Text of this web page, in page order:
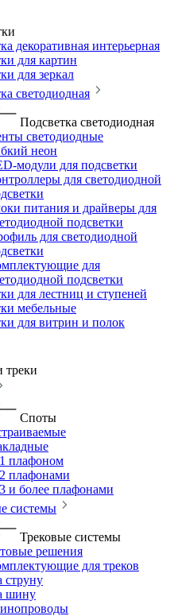
декоративная интерьерная
для картин
для зеркал
светодиодная
Подсветка светодиодная
светодиодные
неон
модули для подсветки
для светодиодной
питания и драйверы для
подсветки
для светодиодной
для
подсветки
для лестниц и ступеней
мебельные
для витрин и полок
треки
Споты
плафоном
плафонами
и более плафонами
системы
Трековые системы
решения
для треков
струну
шину